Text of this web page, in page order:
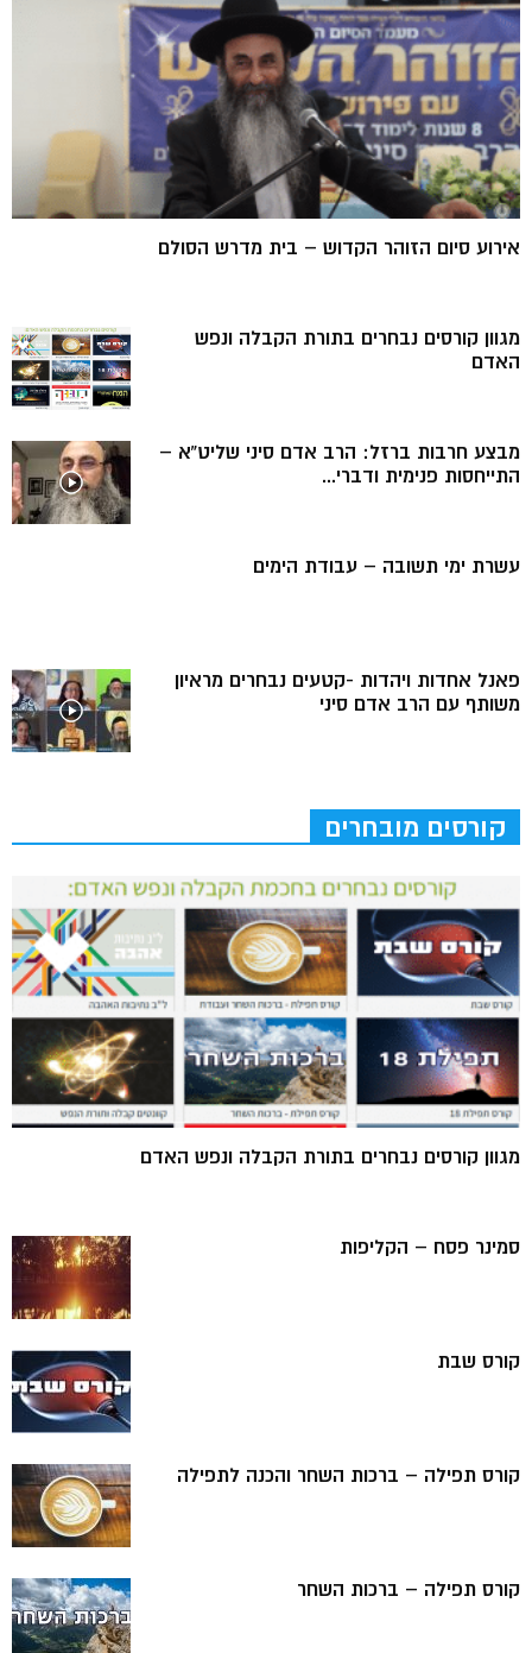
אירוע סיום הזוהר הקדוש – בית מדרש הסולם
מגוון קורסים נבחרים בתורת הקבלה ונפש
האדם
מבצע חרבות ברזל: הרב אדם סיני שליט”א –
התייחסות פנימית ודברי...
עשרת ימי תשובה – עבודת הימים
פאנל אחדות ויהדות -קטעים נבחרים מראיון
משותף עם הרב אדם סיני
קורסים מובחרים
מגוון קורסים נבחרים בתורת הקבלה ונפש האדם
סמינר פסח – הקליפות
קורס שבת
קורס תפילה – ברכות השחר והכנה לתפילה
קורס תפילה – ברכות השחר